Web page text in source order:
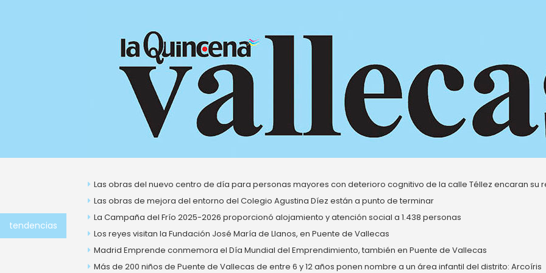
tendencias
Las obras del nuevo centro de día para personas mayores con deterioro cognitivo de la calle Téllez encaran su
Las obras de mejora del entorno del Colegio Agustina Díez están a punto de terminar
La Campaña del Frío 2025-2026 proporcionó alojamiento y atención social a 1.438 personas
Los reyes visitan la Fundación José María de Llanos, en Puente de Vallecas
Madrid Emprende conmemora el Día Mundial del Emprendimiento, también en Puente de Vallecas
Más de 200 niños de Puente de Vallecas de entre 6 y 12 años ponen nombre a un área infantil del distrito: Arcoíris